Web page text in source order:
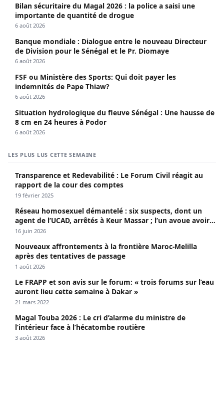
Bilan sécuritaire du Magal 2026 : la police a saisi une
importante de quantité de drogue
6 août 2026
Banque mondiale : Dialogue entre le nouveau Directeur
de Division pour le Sénégal et le Pr. Diomaye
6 août 2026
FSF ou Ministère des Sports: Qui doit payer les
indemnités de Pape Thiaw?
6 août 2026
Situation hydrologique du fleuve Sénégal : Une hausse de
8 cm en 24 heures à Podor
6 août 2026
LES PLUS LUS CETTE SEMAINE
Transparence et Redevabilité : Le Forum Civil réagit au
rapport de la cour des comptes
19 février 2025
Réseau homosexuel démantelé : six suspects, dont un
agent de l’UCAD, arrêtés à Keur Massar ; l’un avoue avoir
propagé le VIH depuis 2018
16 juin 2026
Nouveaux affrontements à la frontière Maroc-Melilla
après des tentatives de passage
1 août 2026
Le FRAPP et son avis sur le forum: « trois forums sur l’eau
auront lieu cette semaine à Dakar »
21 mars 2022
Magal Touba 2026 : Le cri d’alarme du ministre de
l’intérieur face à l’hécatombe routière
3 août 2026